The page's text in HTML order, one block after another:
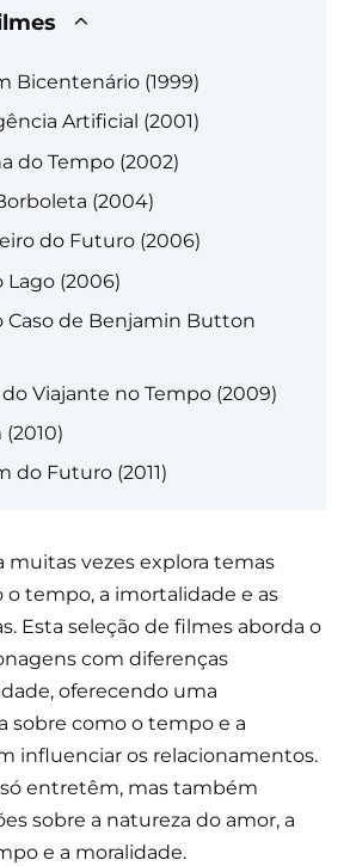
Bicentenário (1999)
Artificial (2001)
do Tempo (2002)
(2004)
do Futuro (2006)
Lago (2006)
Caso de Benjamin Button
Viajante no Tempo (2009)
do Futuro (2011)
muitas vezes explora temas
tempo, a imortalidade e as
Esta seleção de filmes aborda o
com diferenças
oferecendo uma
sobre como o tempo e a
influenciar os relacionamentos.
entretêm, mas também
sobre a natureza do amor, a
e a moralidade.